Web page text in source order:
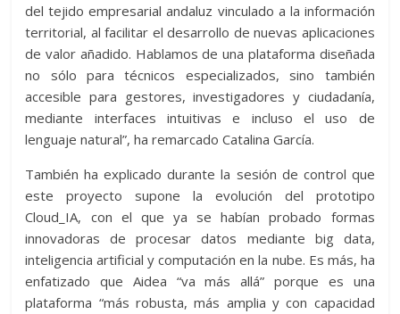
del tejido empresarial andaluz vinculado a la información
territorial, al facilitar el desarrollo de nuevas aplicaciones
de valor añadido. Hablamos de una plataforma diseñada
no sólo para técnicos especializados, sino también
accesible para gestores, investigadores y ciudadanía,
mediante interfaces intuitivas e incluso el uso de
lenguaje natural”, ha remarcado Catalina García.
También ha explicado durante la sesión de control que
este proyecto supone la evolución del prototipo
Cloud_IA, con el que ya se habían probado formas
innovadoras de procesar datos mediante big data,
inteligencia artificial y computación en la nube. Es más, ha
enfatizado que Aidea “va más allá” porque es una
plataforma “más robusta, más amplia y con capacidad